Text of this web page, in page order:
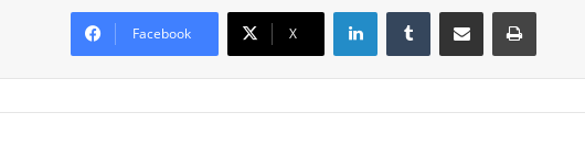
Facebook X
LinkedInTumblr Share via Email Print